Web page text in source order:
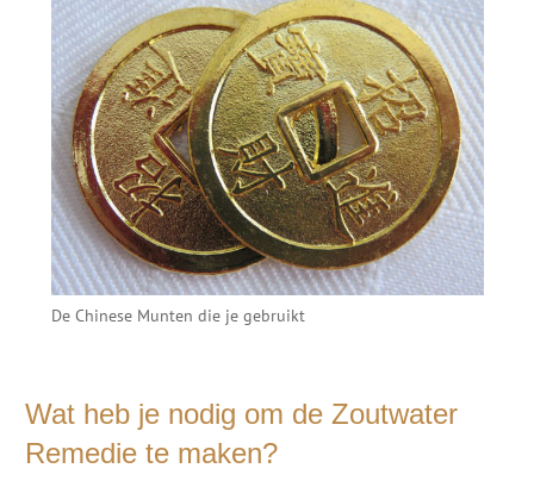
De Chinese Munten die je gebruikt
Wat heb je nodig om de Zoutwater
Remedie te maken?